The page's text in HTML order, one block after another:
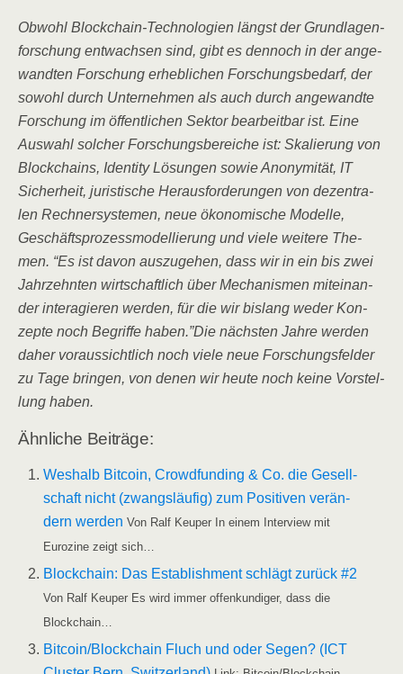
Obwohl Block­chain-Tech­no­lo­gien längst der Grund­la­gen­
for­schung ent­wach­sen sind, gibt es den­noch in der ange­
wand­ten For­schung erheb­li­chen For­schungs­be­darf, der
sowohl durch Unter­neh­men als auch durch ange­wand­te
For­schung im öffent­li­chen Sek­tor bear­beit­bar ist. Eine
Aus­wahl sol­cher For­schungs­be­rei­che ist: Ska­lie­rung von
Block­chains, Iden­ti­ty Lösun­gen sowie Anony­mi­tät, IT
Sicher­heit, juris­ti­sche Her­aus­for­de­run­gen von dezen­tra­
len Rech­ner­sys­te­men, neue öko­no­mi­sche Model­le,
Geschäfts­pro­zess­mo­del­lie­rung und vie­le wei­te­re The­
men. “Es ist davon aus­zu­ge­hen, dass wir in ein bis zwei
Jahr­zehn­ten wirt­schaft­lich über Mecha­nis­men mit­ein­an­
der inter­agie­ren wer­den, für die wir bis­lang weder Kon­
zep­te noch Begrif­fe haben.”Die nächs­ten Jah­re wer­den
daher vor­aus­sicht­lich noch vie­le neue For­schungs­fel­der
zu Tage brin­gen, von denen wir heu­te noch kei­ne Vor­stel­
lung haben.
Ähn­li­che Beiträge:
Wes­halb Bit­co­in, Crowd­fun­ding & Co. die Gesell­
schaft nicht (zwangs­läu­fig) zum Posi­ti­ven ver­än­
dern wer­den Von Ralf Keu­per In einem Inter­view mit
Euro­zi­ne zeigt sich…
Block­chain: Das Estab­lish­ment schlägt zurück #2
Von Ralf Keu­per Es wird immer offen­kun­di­ger, dass die
Blockchain…
Bitcoin/​​Blockchain Fluch und oder Segen? (ICT